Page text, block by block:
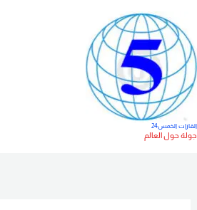
الخمس24
حول العالم
ص
ف
ا